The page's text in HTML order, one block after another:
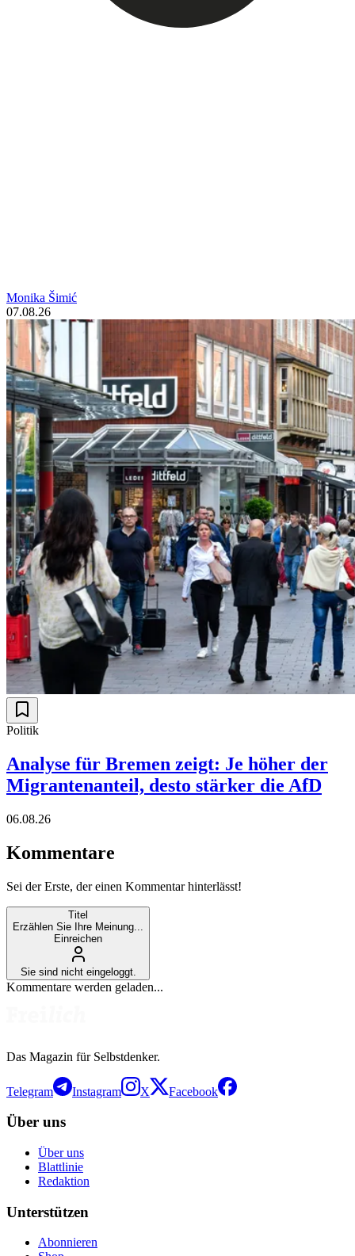
Monika Šimić
07.08.26
Politik
Analyse für Bremen zeigt: Je höher der
Migrantenanteil, desto stärker die AfD
06.08.26
Kommentare
Sei der Erste, der einen Kommentar hinterlässt!
Titel
Erzählen Sie Ihre Meinung...
Einreichen
Sie sind nicht eingeloggt.
Kommentare werden geladen...
Das Magazin für Selbstdenker.
Telegram Instagram X Facebook
Über uns
Über uns
Blattlinie
Redaktion
Unterstützen
Abonnieren